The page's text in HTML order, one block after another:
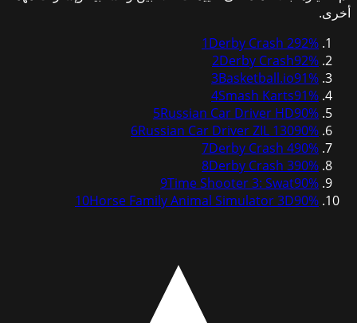
أخرى.
1Derby Crash 292%
2Derby Crash92%
3Basketball.io91%
4Smash Karts91%
5Russian Car Driver HD90%
6Russian Car Driver ZIL 13090%
7Derby Crash 490%
8Derby Crash 390%
9Time Shooter 3: Swat90%
10Horse Family Animal Simulator 3D90%